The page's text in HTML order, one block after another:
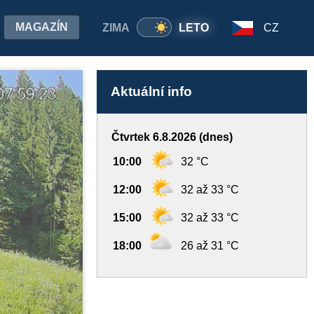
ZIMA LETO
MAGAZÍN CZ
Aktuální info
Čtvrtek 6.8.2026 (dnes)
10:00 32 °C
12:00 32 až 33 °C
15:00 32 až 33 °C
18:00 26 až 31 °C